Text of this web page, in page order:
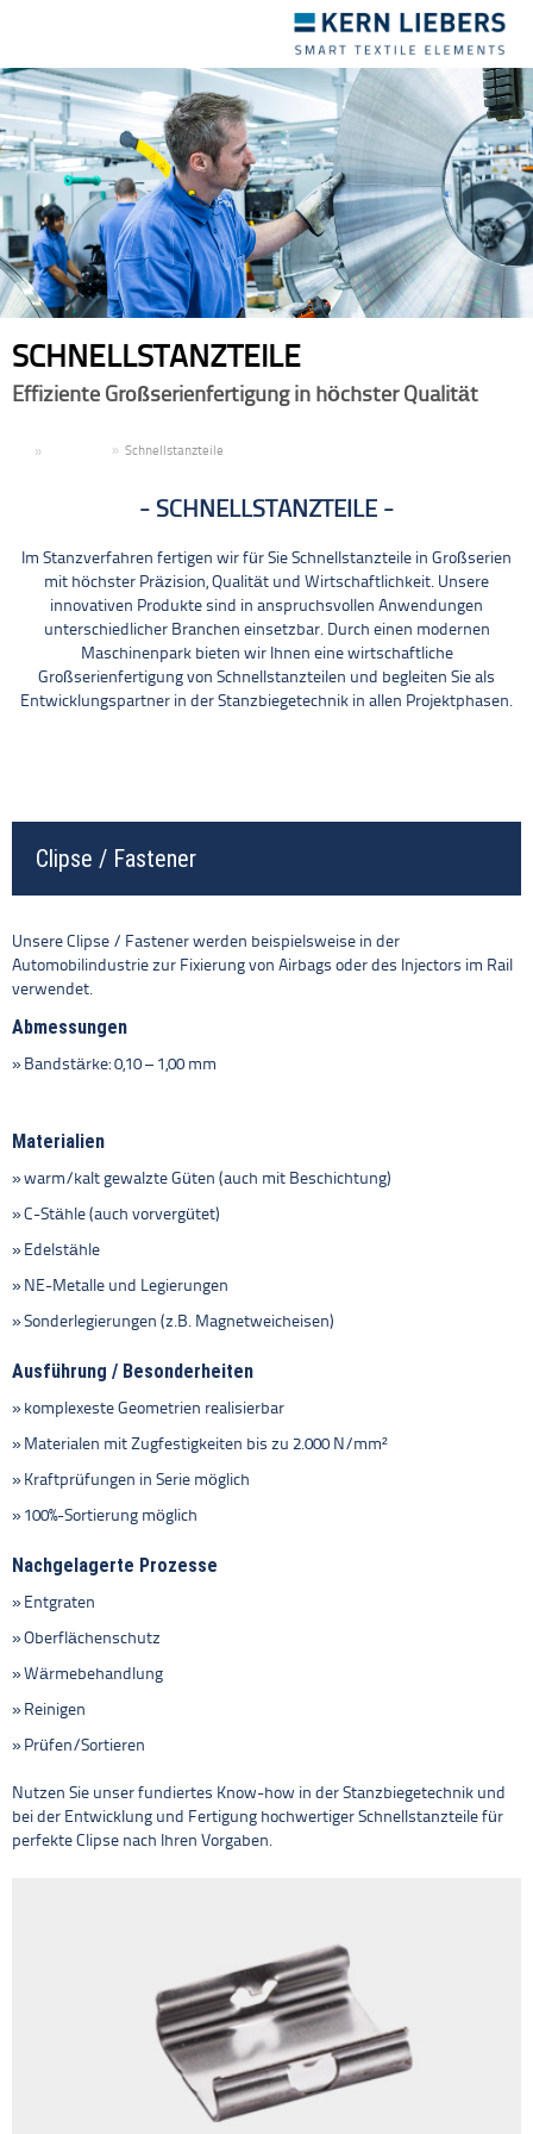
navigation
SCHNELLSTANZTEILE
Effiziente Großserienfertigung in höchster Qualität
Schnellstanzteile
SCHNELLSTANZTEILE
Im Stanzverfahren fertigen wir für Sie Schnellstanzteile in Großserien
mit höchster Präzision, Qualität und Wirtschaftlichkeit. Unsere
innovativen Produkte sind in anspruchsvollen Anwendungen
unterschiedlicher Branchen einsetzbar. Durch einen modernen
Maschinenpark bieten wir Ihnen eine wirtschaftliche
Großserienfertigung von Schnellstanzteilen und begleiten Sie als
Entwicklungspartner in der Stanzbiegetechnik in allen Projektphasen.
Clipse / Fastener
Unsere Clipse / Fastener werden beispielsweise in der
Automobilindustrie zur Fixierung von Airbags oder des Injectors im Rail
verwendet.
Abmessungen
Bandstärke: 0,10 – 1,00 mm
Materialien
warm/kalt gewalzte Güten (auch mit Beschichtung)
C-Stähle (auch vorvergütet)
Edelstähle
NE-Metalle und Legierungen
Sonderlegierungen (z.B. Magnetweicheisen)
Ausführung / Besonderheiten
komplexeste Geometrien realisierbar
Materialen mit Zugfestigkeiten bis zu 2.000 N/mm²
Kraftprüfungen in Serie möglich
100%-Sortierung möglich
Nachgelagerte Prozesse
Entgraten
Oberflächenschutz
Wärmebehandlung
Reinigen
Prüfen/Sortieren
Nutzen Sie unser fundiertes Know-how in der Stanzbiegetechnik und
bei der Entwicklung und Fertigung hochwertiger Schnellstanzteile für
perfekte Clipse nach Ihren Vorgaben.